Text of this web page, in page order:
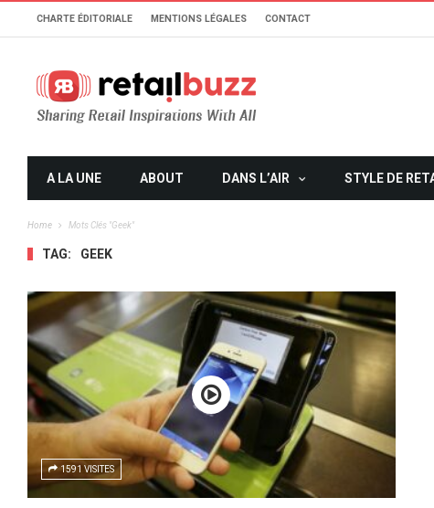
CHARTE ÉDITORIALE MENTIONS LÉGALES CONTACT
A LA UNE ABOUT DANS L’AIR STYLE DE
Home Mots Clés "geek"
TAG: GEEK
1591 VISITES